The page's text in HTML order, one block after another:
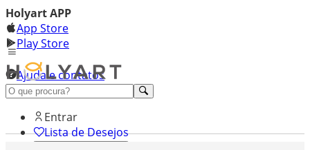
Holyart APP
App Store
Play Store
Ajuda e contatos
Conheça premium
Entrar
Lista de Desejos